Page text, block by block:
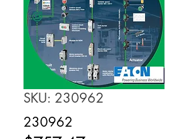
SKU: 230962
230962